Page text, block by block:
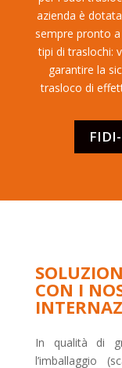
azienda è
sempre pronto
tipi di traslochi:
garantire la
trasloco di
CON I
In qualità di
l’imballaggio